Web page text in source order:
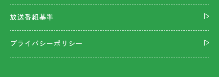
放送番組基準
プライバシーポリシー